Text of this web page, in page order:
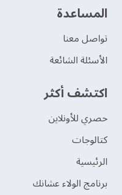
‫المساعدة‬
تواصل معنا
الأسئلة الشائعة
اكتشف أكثر
حصري للأونلاين
‫كتالوجات‬
الرئيسية
برنامج الولاء عشانك